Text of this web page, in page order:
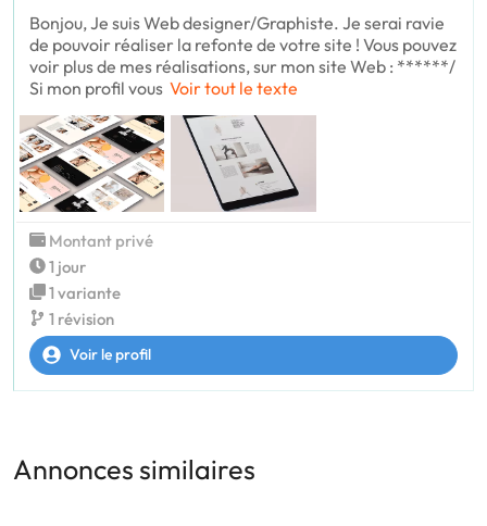
Bonjou, Je suis Web designer/Graphiste. Je serai ravie
de pouvoir réaliser la refonte de votre site ! Vous pouvez
voir plus de mes réalisations, sur mon site Web : ******/
Si mon profil vous Voir tout le texte
Montant privé
1 jour
1 variante
1 révision
Voir le profil
Annonces similaires